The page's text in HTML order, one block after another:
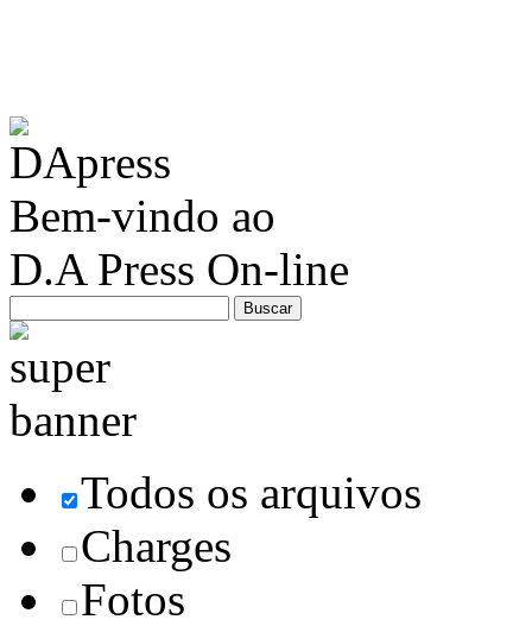
Bem-vindo ao
D.A Press On-line
Todos os arquivos
Charges
Fotos